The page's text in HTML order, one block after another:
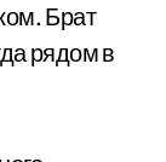
Брат
рядом в